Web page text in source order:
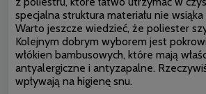
specjalna struktura materiału nie
Warto jeszcze wiedzieć, że poliester
Kolejnym dobrym wyborem jest
włókien bambusowych, które mają
antyalergiczne i antyzapalne.
wpływają na higienę snu.